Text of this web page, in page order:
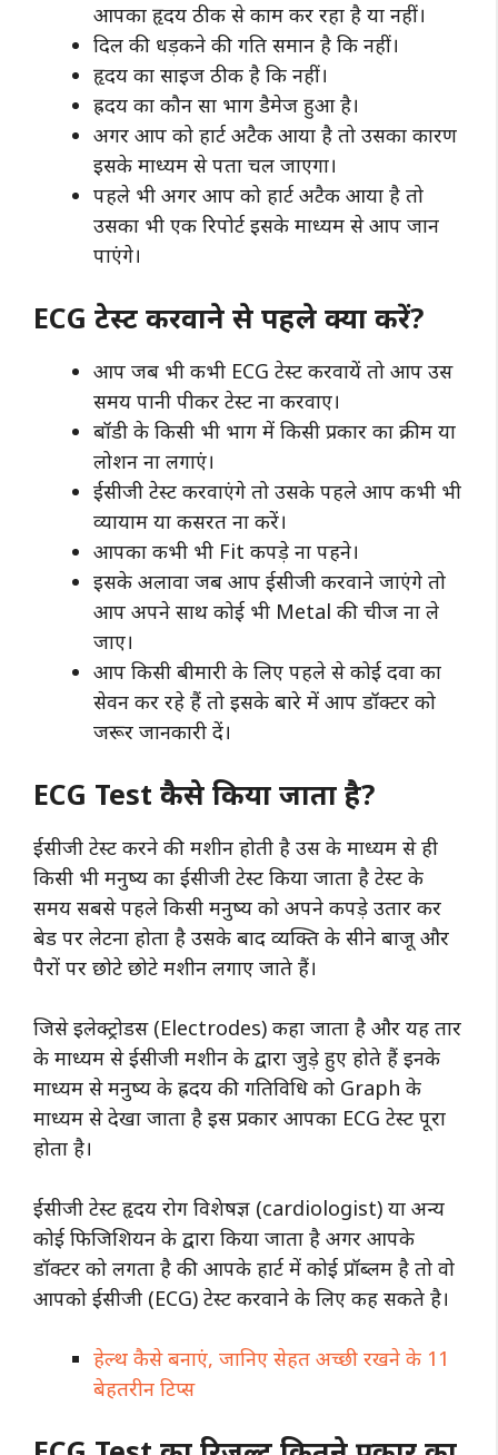
आपका हृदय ठीक से काम कर रहा है या नहीं।
दिल की धड़कने की गति समान है कि नहीं।
हृदय का साइज ठीक है कि नहीं।
ह्रदय का कौन सा भाग डैमेज हुआ है।
अगर आप को हार्ट अटैक आया है तो उसका कारण
इसके माध्यम से पता चल जाएगा।
पहले भी अगर आप को हार्ट अटैक आया है तो
उसका भी एक रिपोर्ट इसके माध्यम से आप जान
पाएंगे।
ECG टेस्ट करवाने से पहले क्या करें?
आप जब भी कभी ECG टेस्ट करवायें तो आप उस
समय पानी पीकर टेस्ट ना करवाए।
बॉडी के किसी भी भाग में किसी प्रकार का क्रीम या
लोशन ना लगाएं।
ईसीजी टेस्ट करवाएंगे तो उसके पहले आप कभी भी
व्यायाम या कसरत ना करें।
आपका कभी भी Fit कपड़े ना पहने।
इसके अलावा जब आप ईसीजी करवाने जाएंगे तो
आप अपने साथ कोई भी Metal की चीज ना ले
जाए।
आप किसी बीमारी के लिए पहले से कोई दवा का
सेवन कर रहे हैं तो इसके बारे में आप डॉक्टर को
जरूर जानकारी दें।
ECG Test कैसे किया जाता है?
ईसीजी टेस्ट करने की मशीन होती है उस के माध्यम से ही
किसी भी मनुष्य का ईसीजी टेस्ट किया जाता है टेस्ट के
समय सबसे पहले किसी मनुष्य को अपने कपड़े उतार कर
बेड पर लेटना होता है उसके बाद व्यक्ति के सीने बाजू और
पैरों पर छोटे छोटे मशीन लगाए जाते हैं।
जिसे इलेक्ट्रोडस (Electrodes) कहा जाता है और यह तार
के माध्यम से ईसीजी मशीन के द्वारा जुड़े हुए होते हैं इनके
माध्यम से मनुष्य के ह्रदय की गतिविधि को Graph के
माध्यम से देखा जाता है इस प्रकार आपका ECG टेस्ट पूरा
होता है।
ईसीजी टेस्ट हृदय रोग विशेषज्ञ (cardiologist) या अन्य
कोई फिजिशियन के द्वारा किया जाता है अगर आपके
डॉक्टर को लगता है की आपके हार्ट में कोई प्रॉब्लम है तो वो
आपको ईसीजी (ECG) टेस्ट करवाने के लिए कह सकते है।
हेल्थ कैसे बनाएं, जानिए सेहत अच्छी रखने के 11
बेहतरीन टिप्स